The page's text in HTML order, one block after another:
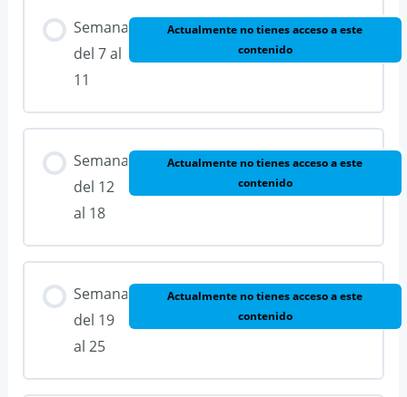
Semana
del 7 al
11
Actualmente no tienes acceso a este
contenido
Semana
del 12
al 18
Actualmente no tienes acceso a este
contenido
Semana
del 19
al 25
Actualmente no tienes acceso a este
contenido